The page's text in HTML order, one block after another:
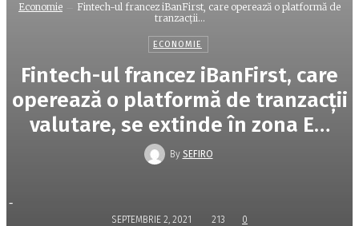
Economie
Fintech-ul francez iBanFirst, care operează o platformă de
tranzacţii...
ECONOMIE
Fintech-ul francez iBanFirst, care
operează o platformă de tranzacţii
valutare, se extinde în zona E…
By SEFIRO
-
SEPTEMBRIE 2, 2021 213 0